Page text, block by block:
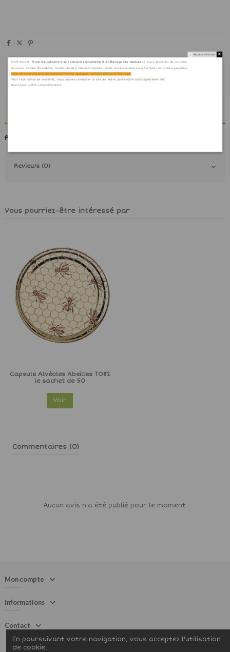
Référence
Reviews (0)
Vous pourriez-être intéressé par
Capsule Alvéoles Abeilles TO82
le sachet de 50
Voir
Commentaires (0)
Aucun avis n'a été publié pour le moment.
Mon compte
Informations
Contact
Ne plus afficher
Dorénavant, Provence-apiculture se consacre exclusivement à l'élevage des abeilleset à aux produits de la ruche.
Au menu : reines fécondées, reines vierges, cellules royales... mais aussi essaims tous formats et ruches peuplées.
Nous ne vendons plus de matériel hormis quelques articles dédiés à l'élevage.
Pour tout achat de matériel, vous pouvez consulter le site de notre partenaire www.apisudest.net
Merci pour votre compréhension.
En poursuivant votre navigation, vous acceptez l'utilisation
de cookie.